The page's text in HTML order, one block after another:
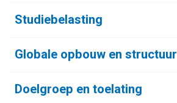
Studiebelasting
Globale opbouw en structuur
Doelgroep en toelating